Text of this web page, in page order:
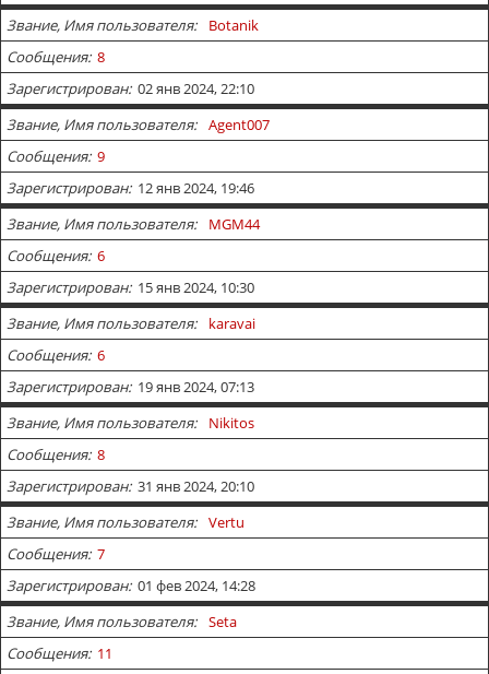
Звание, Имя пользователя
Botanik
Сообщения 8
Зарегистрирован 02 янв 2024, 22:10
Звание, Имя пользователя
Agent007
Сообщения 9
Зарегистрирован 12 янв 2024, 19:46
Звание, Имя пользователя
MGM44
Сообщения 6
Зарегистрирован 15 янв 2024, 10:30
Звание, Имя пользователя
karavai
Сообщения 6
Зарегистрирован 19 янв 2024, 07:13
Звание, Имя пользователя
Nikitos
Сообщения 8
Зарегистрирован 31 янв 2024, 20:10
Звание, Имя пользователя
Vertu
Сообщения 7
Зарегистрирован 01 фев 2024, 14:28
Звание, Имя пользователя
Seta
Сообщения 11